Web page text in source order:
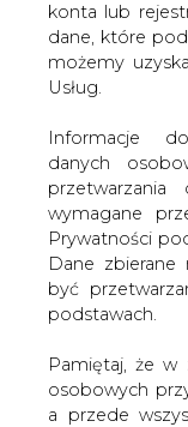
konta lub
dane, które
możemy
Usług.
Informacje
danych
wymagane
Prywatności
Dane
być
podstawach.
Pamiętaj, że w
osobowych
a przede
Strona główna
Środki dla KW
2003-07-11 00:00
Środki dla